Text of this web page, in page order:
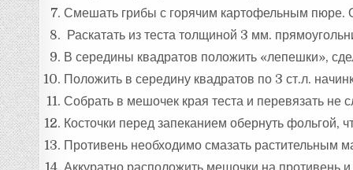
Смешать грибы с горячим картофельным пюре.
Раскатать из теста толщиной 3 мм.
В середины квадратов положить «лепешки»,
Положить в середину квадратов по 3 ст.л.
Собрать в мешочек края теста и перевязать не
Косточки перед запеканием обернуть фольгой,
Противень необходимо смазать растительным